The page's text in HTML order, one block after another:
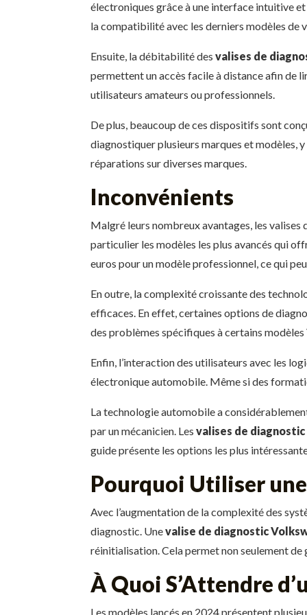
électroniques grâce à une interface intuitive
la compatibilité avec les derniers modèles de
Ensuite, la débitabilité des valises de
permettent un accès facile à distance afin de
utilisateurs amateurs ou professionnels.
De plus, beaucoup de ces dispositifs sont
diagnostiquer plusieurs marques et modèles,
réparations sur diverses marques.
Inconvénients
Malgré leurs nombreux avantages, les
particulier les modèles les plus avancés qui
euros pour un modèle professionnel, ce qui
En outre, la complexité croissante des
efficaces. En effet, certaines options de
des problèmes spécifiques à certains
Enfin, l’interaction des utilisateurs avec les
électronique automobile. Même si des
La technologie automobile a
par un mécanicien. Les valises de
guide présente les options les plus
Pourquoi Utiliser
Avec l’augmentation de la complexité des
diagnostic. Unevalise de diagnostic
réinitialisation. Cela permet non seulement de
À Quoi S’Attendre
Les modèles lancés en 2024 présentent